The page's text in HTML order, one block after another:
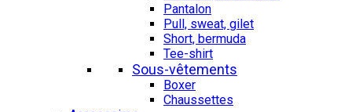
Pantalon
Pull, sweat, gilet
Short, bermuda
Tee-shirt
Sous-vêtements
Boxer
Chaussettes